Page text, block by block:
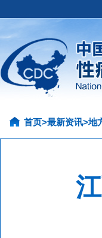
首页>最新资讯>地